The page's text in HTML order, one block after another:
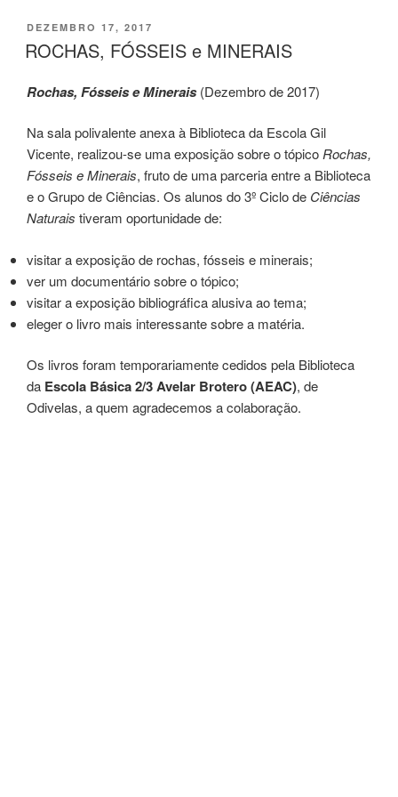
c
e
o
o
k
tt
er
ar
e
PUBLICADO
EM
DEZEMBRO 17, 2017
ROCHAS, FÓSSEIS e MINERAIS
Rochas, Fósseis e Minerais(Dezembro de 2017)
Na sala polivalente anexa à Biblioteca da Escola Gil
Vicente, realizou-se uma exposição sobre o tópicoRochas,
Fósseis e Minerais, fruto de uma parceria entre a Biblioteca
e o Grupo de Ciências. Os alunos do 3º Ciclo de Ciências
Naturais tiveram oportunidade de:
visitar a exposição de rochas, fósseis e minerais;
ver um documentário sobre o tópico;
visitar a exposição bibliográfica alusiva ao tema;
eleger o livro mais interessante sobre a matéria.
Os livros foram temporariamente cedidos pela Biblioteca
da Escola Básica 2/3 Avelar Brotero (AEAC), de
Odivelas, a quem agradecemos a colaboração.